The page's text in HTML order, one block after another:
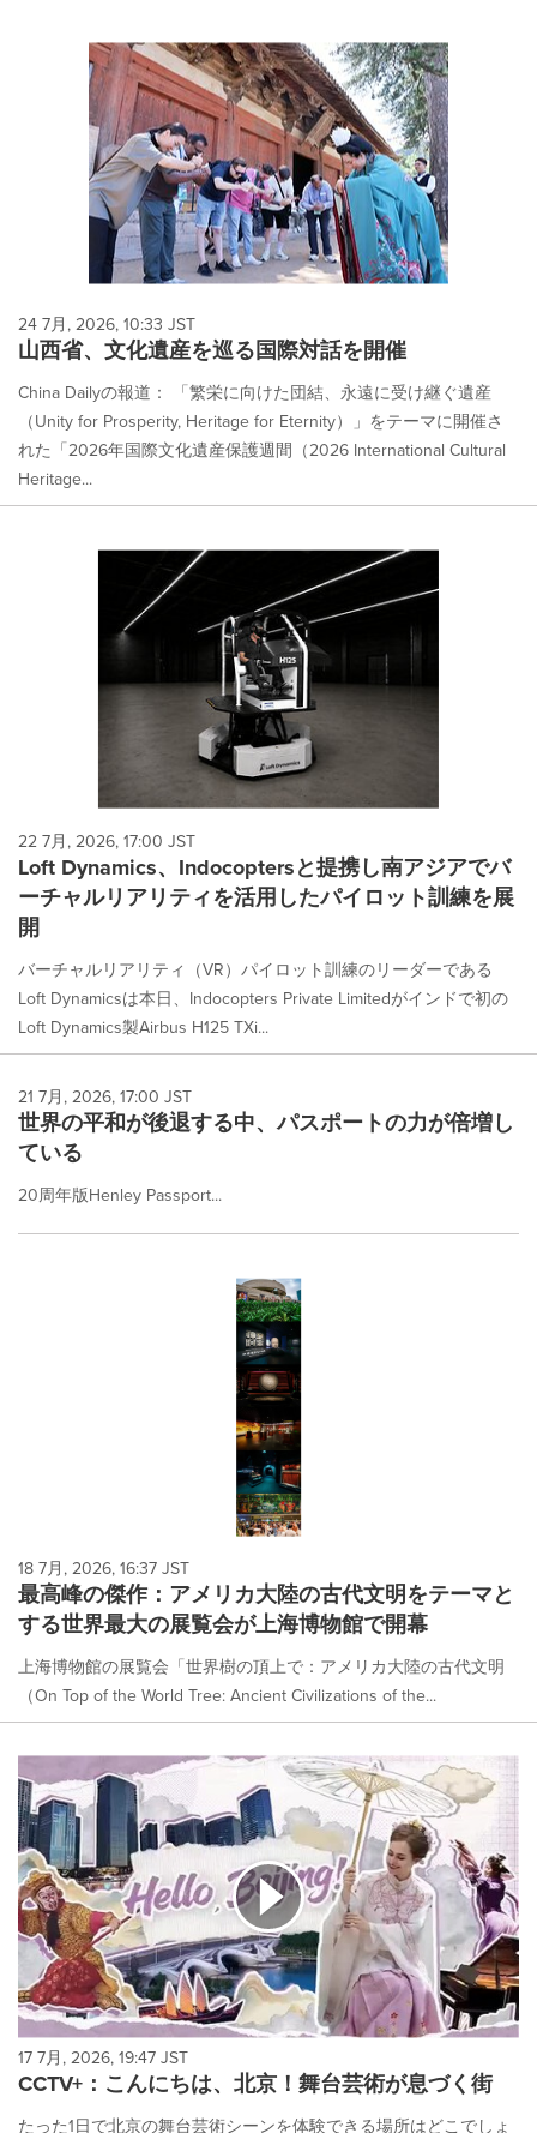
24 7月, 2026, 10:33 JST
山西省、文化遺産を巡る国際対話を開催
China Dailyの報道： 「繁栄に向けた団結、永遠に受け継ぐ遺産
（Unity for Prosperity, Heritage for Eternity）」をテーマに開催さ
れた「2026年国際文化遺産保護週間（2026 International Cultural
Heritage...
22 7月, 2026, 17:00 JST
Loft Dynamics、Indocoptersと提携し南アジアでバ
ーチャルリアリティを活用したパイロット訓練を展
開
バーチャルリアリティ（VR）パイロット訓練のリーダーである
Loft Dynamicsは本日、Indocopters Private Limitedがインドで初の
Loft Dynamics製Airbus H125 TXi...
21 7月, 2026, 17:00 JST
世界の平和が後退する中、パスポートの力が倍増し
ている
20周年版Henley Passport...
18 7月, 2026, 16:37 JST
最高峰の傑作：アメリカ大陸の古代文明をテーマと
する世界最大の展覧会が上海博物館で開幕
上海博物館の展覧会「世界樹の頂上で：アメリカ大陸の古代文明
（On Top of the World Tree: Ancient Civilizations of the...
17 7月, 2026, 19:47 JST
CCTV+：こんにちは、北京！舞台芸術が息づく街
たった1日で北京の舞台芸術シーンを体験できる場所はどこでしょ